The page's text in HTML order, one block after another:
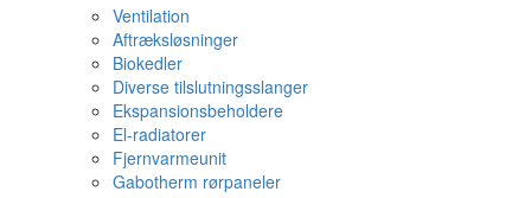
Ventilation
Aftræksløsninger
Biokedler
Diverse tilslutningsslanger
Ekspansionsbeholdere
El-radiatorer
Fjernvarmeunit
Gabotherm rørpaneler